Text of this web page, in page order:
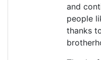
and
people
thanks